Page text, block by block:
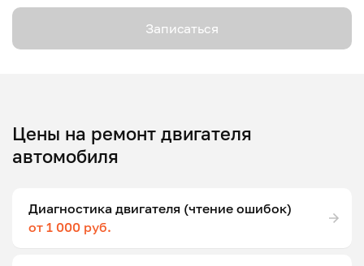
Записаться
Цены на ремонт двигателя
автомобиля
Диагностика двигателя (чтение ошибок)
от 1 000 руб.